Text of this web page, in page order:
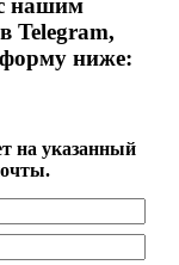
нашим
Telegram,
ниже:
на указанный